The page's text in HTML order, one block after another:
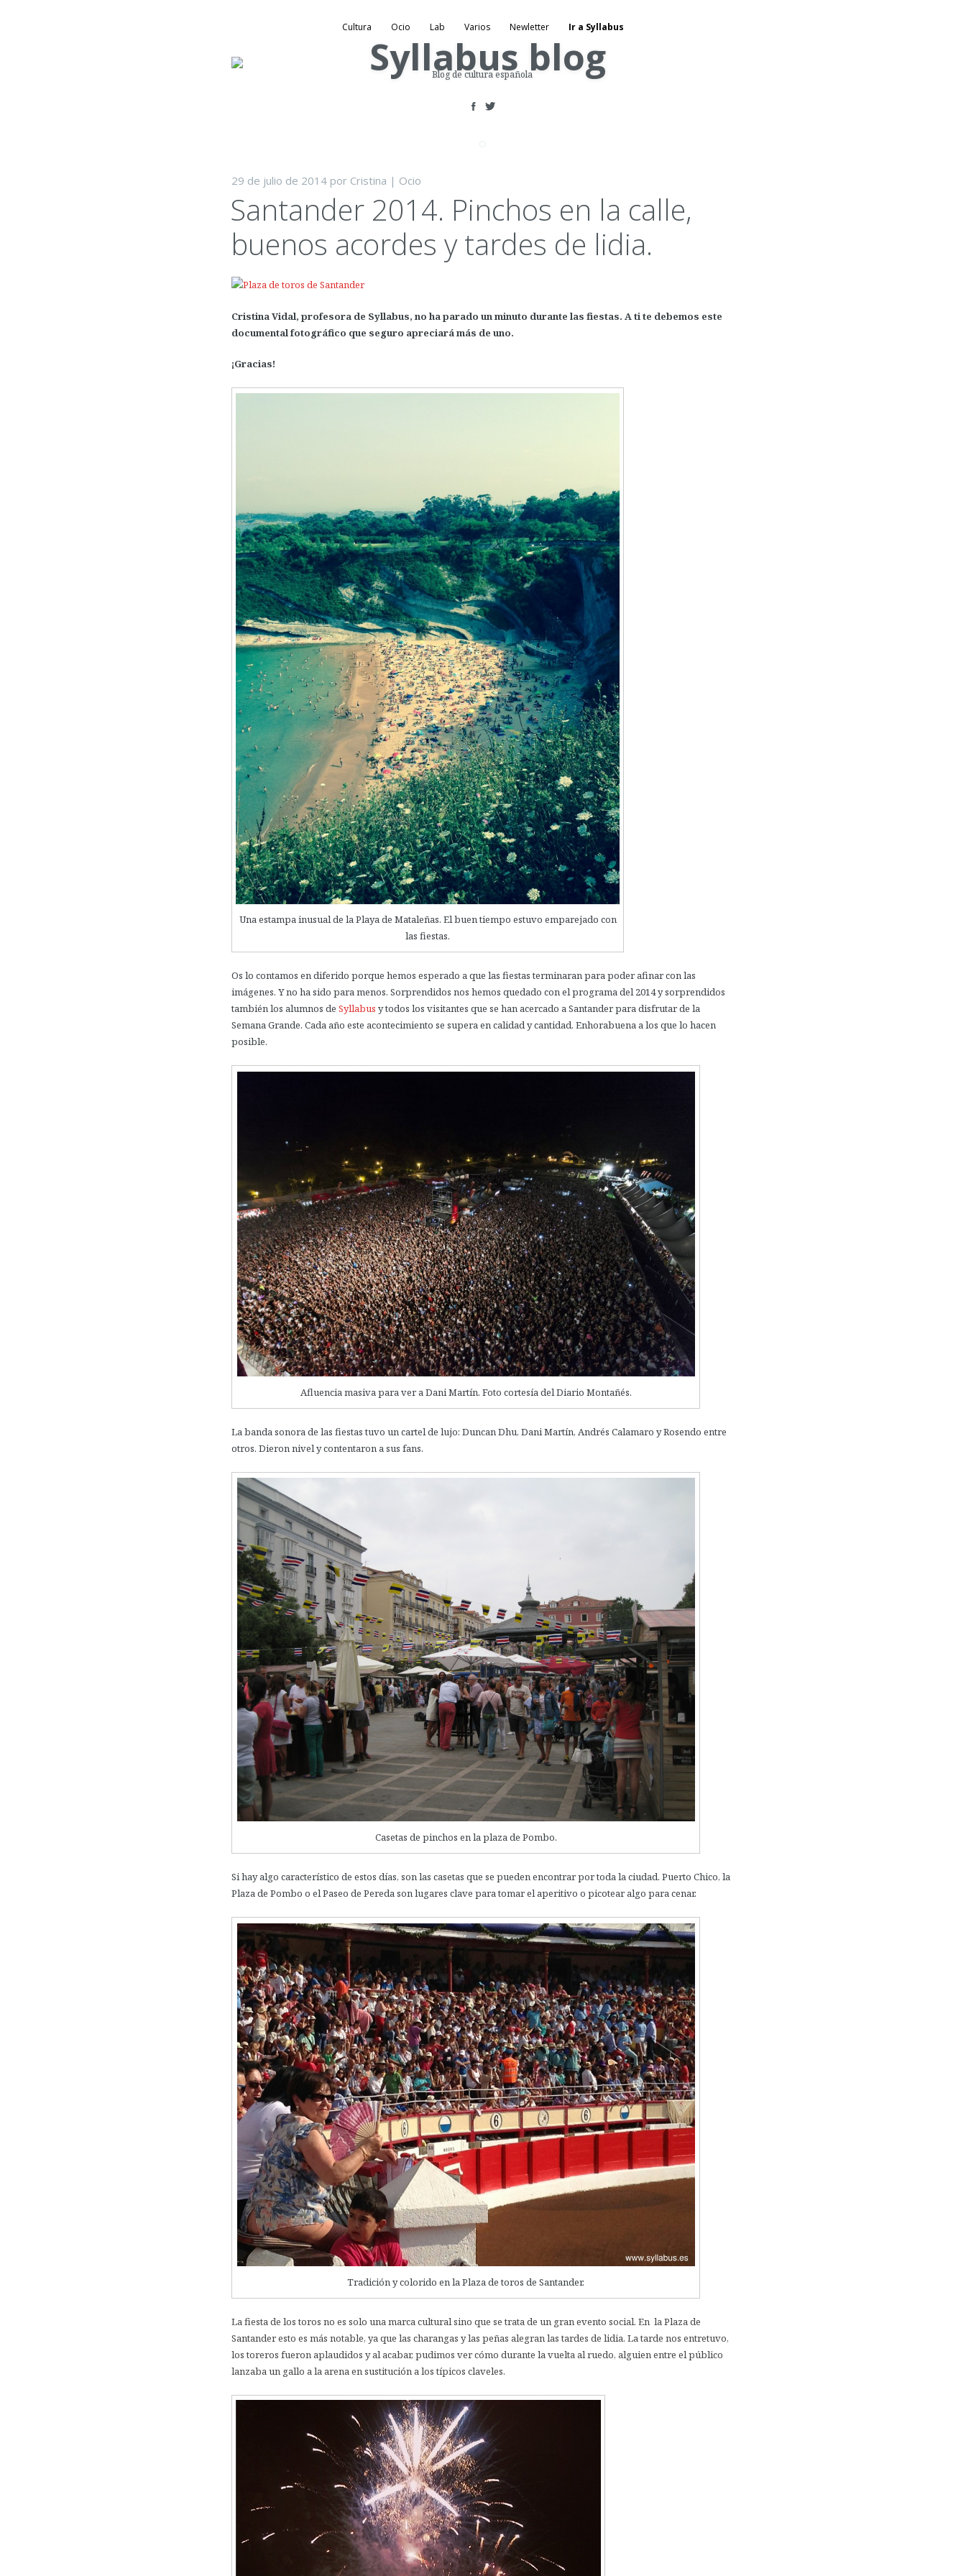
Cultura Ocio Lab Varios Newletter Ir a Syllabus
Blog de cultura española
29 de julio de 2014 por Cristina | Ocio
Santander 2014. Pinchos en la calle,
buenos acordes y tardes de lidia.
Cristina Vidal, profesora de Syllabus, no ha parado un minuto durante las fiestas. A ti te debemos este
documental fotográfico que seguro apreciará más de uno.
¡Gracias!
Una estampa inusual de la Playa de Mataleñas. El buen tiempo estuvo emparejado con
las fiestas.
Os lo contamos en diferido porque hemos esperado a que las fiestas terminaran para poder afinar con las
imágenes. Y no ha sido para menos. Sorprendidos nos hemos quedado con el programa del 2014 y sorprendidos
también los alumnos de Syllabus y todos los visitantes que se han acercado a Santander para disfrutar de la
Semana Grande. Cada año este acontecimiento se supera en calidad y cantidad. Enhorabuena a los que lo hacen
posible.
Afluencia masiva para ver a Dani Martín. Foto cortesía del Diario Montañés.
La banda sonora de las fiestas tuvo un cartel de lujo: Duncan Dhu, Dani Martín, Andrés Calamaro y Rosendo entre
otros. Dieron nivel y contentaron a sus fans.
Casetas de pinchos en la plaza de Pombo.
Si hay algo característico de estos días, son las casetas que se pueden encontrar por toda la ciudad. Puerto Chico, la
Plaza de Pombo o el Paseo de Pereda son lugares clave para tomar el aperitivo o picotear algo para cenar.
Tradición y colorido en la Plaza de toros de Santander.
La fiesta de los toros no es solo una marca cultural sino que se trata de un gran evento social. En la Plaza de
Santander esto es más notable, ya que las charangas y las peñas alegran las tardes de lidia. La tarde nos entretuvo,
los toreros fueron aplaudidos y al acabar, pudimos ver cómo durante la vuelta al ruedo, alguien entre el público
lanzaba un gallo a la arena en sustitución a los típicos claveles.